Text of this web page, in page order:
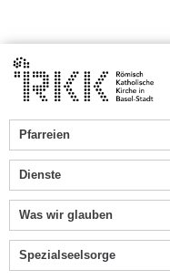
Pfarreien
Dienste
Was wir glauben
Spezialseelsorge